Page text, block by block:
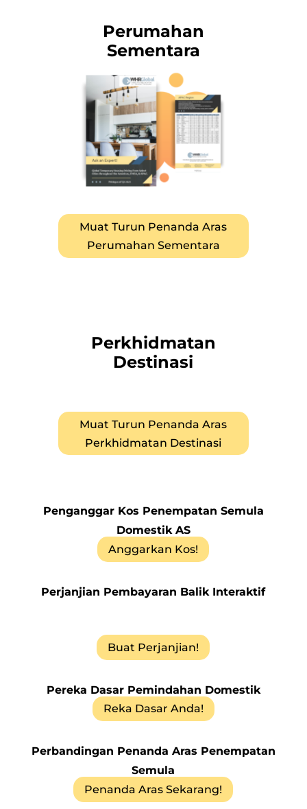
Perumahan
Sementara
Muat Turun Penanda Aras
Perumahan Sementara
Perkhidmatan
Destinasi
Muat Turun Penanda Aras
Perkhidmatan Destinasi
Penganggar Kos Penempatan Semula
Domestik AS
Anggarkan Kos!
Perjanjian Pembayaran Balik Interaktif
Buat Perjanjian!
Pereka Dasar Pemindahan Domestik
Reka Dasar Anda!
Perbandingan Penanda Aras Penempatan
Semula
Penanda Aras Sekarang!